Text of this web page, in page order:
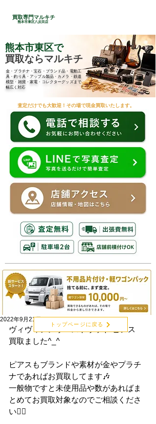
買取専門マルキチ
熊本市東区八反田店
熊本市東区で
買取ならマルキチ
金・プラチナ・宝石・ブランド品・電動工
具・釣り具・アップル製品・カメラ・鉄道
模型・雑貨・家電・コレクターグッズまで
幅広く対応
査定だけでも大歓迎！その場で現金買取いたします。
2022年9月21日
ヴィヴィアンウエストウッド ピアス
買取ました^_^
ピアスもブランドや素材が金やプラチ
ナであればお買取してます🎶
一般物ですと未使用品や数があればま
とめてお買取対象なのでご相談くださ
い🙆‍♂️
トップページに戻る